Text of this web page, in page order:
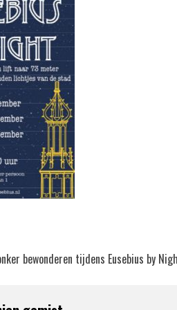
bewonderen tijdens Eusebius by